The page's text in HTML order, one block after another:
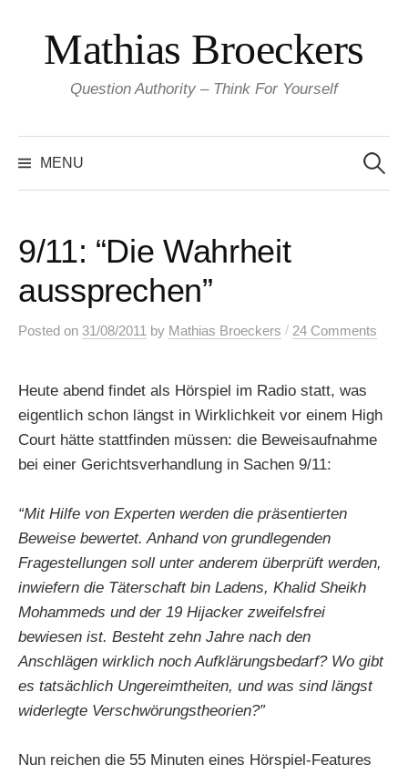
content
Mathias Broeckers
Question Authority – Think For Yourself
MENU
for:
9/11: “Die Wahrheit
aussprechen”
Posted on 31/08/2011 by Mathias Broeckers / 24 Comments
Heute abend findet als Hörspiel im Radio statt, was
eigentlich schon längst in Wirklichkeit vor einem High
Court hätte stattfinden müssen: die Beweisaufnahme
bei einer Gerichtsverhandlung in Sachen 9/11:
“Mit Hilfe von Experten werden die präsentierten
Beweise bewertet. Anhand von grundlegenden
Fragestellungen soll unter anderem überprüft werden,
inwiefern die Täterschaft bin Ladens, Khalid Sheikh
Mohammeds und der 19 Hijacker zweifelsfrei
bewiesen ist. Besteht zehn Jahre nach den
Anschlägen wirklich noch Aufklärungsbedarf? Wo gibt
es tatsächlich Ungereimtheiten, und was sind längst
widerlegte Verschwörungstheorien?”
Nun reichen die 55 Minuten eines Hörspiel-Features